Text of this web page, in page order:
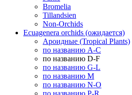
Bromelia
Tillandsien
Non-Orchids
Ecuagenera orchids (ожидается)
Ароидные (Tropical Plants)
по названию A-C
по названию D-F
по названию G-L
по названию M
по названию N-O